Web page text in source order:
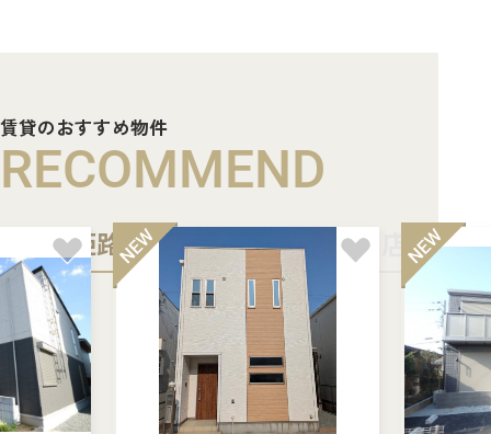
賃貸のおすすめ物件
RECOMMEND
姫路中央店 加古川店